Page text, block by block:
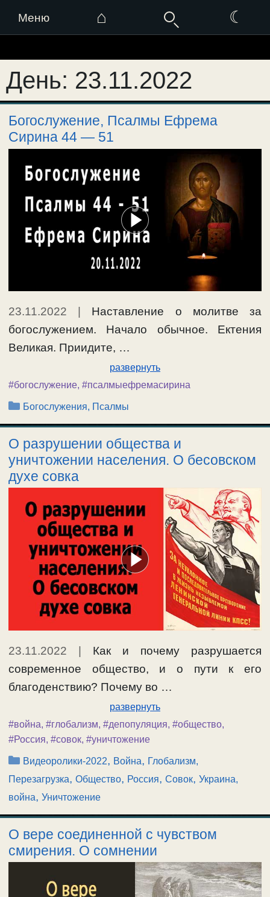
Меню ⌂ ☾
к
содержимому
День: 23.11.2022
Богослужение, Псалмы Ефрема
Сирина 44 — 51
23.11.2022 | Наставление о молитве за
богослужением. Начало обычное. Ектения
Великая. Приидите, …
развернуть
#богослужение, #псалмыефремасирина
Рубрики
Богослужения, Псалмы
О разрушении общества и
уничтожении населения. О бесовском
духе совка
23.11.2022 | Как и почему разрушается
современное общество, и о пути к его
благоденствию? Почему во …
развернуть
#война, #глобализм, #депопуляция, #общество,
#Россия, #совок, #уничтожение
Рубрики
Видеоролики-2022, Война, Глобализм,
Перезагрузка, Общество, Россия, Совок, Украина,
война, Уничтожение
О вере соединенной с чувством
смирения. О сомнении